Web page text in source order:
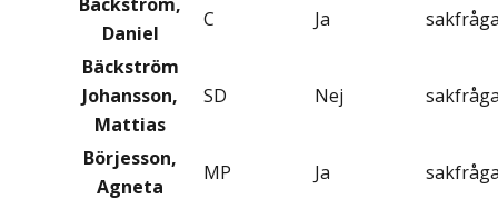
Daniel
C Ja
Bäckström
Johansson,
Mattias
SD Nej
Börjesson,
Agneta
MP Ja